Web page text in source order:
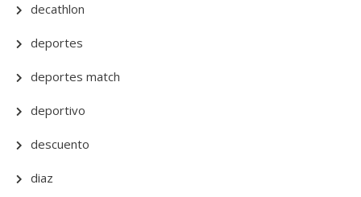
decathlon
deportes
deportes match
deportivo
descuento
diaz